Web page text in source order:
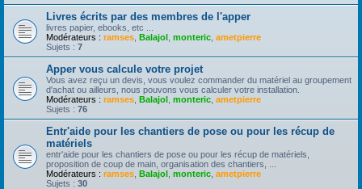
Livres écrits par des membres de l'apper
livres papier, ebooks, etc ...
Modérateurs : ramses Balajol monteric ametpierre
Sujets : 7
Apper vous calcule votre projet
Vous avez reçu un devis, vous voulez commander du matériel au groupement
d'achat ou ailleurs, nous pouvons vous calculer votre installation.
Modérateurs : ramses Balajol monteric ametpierre
Sujets : 76
Entr'aide pour les chantiers de pose ou pour les récup de
matériels
entr'aide pour les chantiers de pose ou pour les récup de matériels,
proposition de coup de main, organisation des chantiers, ...
Modérateurs : ramses Balajol monteric ametpierre
Sujets : 30